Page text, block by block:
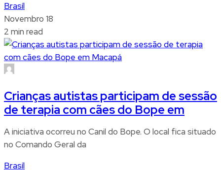
Brasíl
Novembro 18
2 min read
Crianças autistas participam de sessão
de terapia com cães do Bope em
A iniciativa ocorreu no Canil do Bope. O local fica situado
no Comando Geral da
Brasíl